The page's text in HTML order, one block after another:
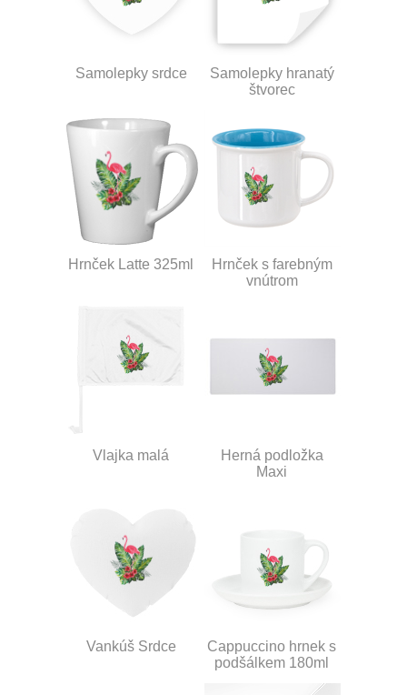
Samolepky srdce
Samolepky hranatý
štvorec
Hrnček Latte 325ml
Hrnček s farebným
vnútrom
Vlajka malá
Herná podložka
Maxi
Vankúš Srdce
Cappuccino hrnek s
podšálkem 180ml